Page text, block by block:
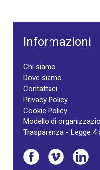
Informazioni
Chi siamo
Dove siamo
Contattaci
Privacy Policy
Cookie Policy
Modello di
Trasparenza - Legge 4